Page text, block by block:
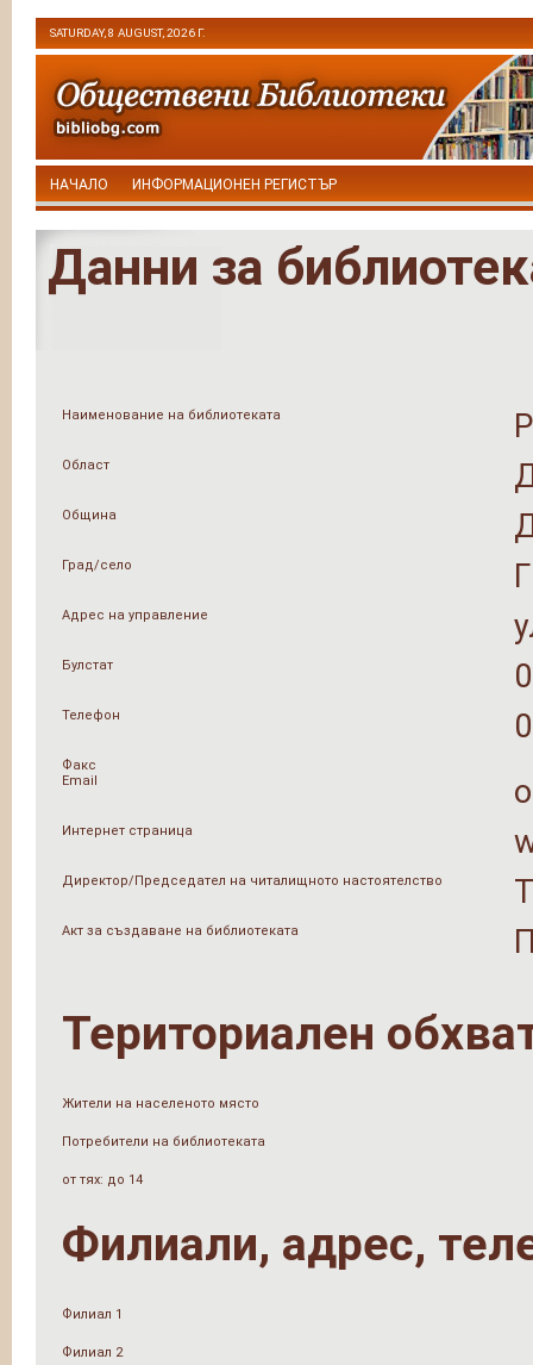
SATURDAY, 8 AUGUST, 2026 Г.
НАЧАЛО ИНФОРМАЦИОНЕН РЕГИСТЪР
Данни за
Наименование на библиотеката
Област
Община
Град/село
Адрес на управление
Булстат
Телефон
Факс
Email
Интернет страница
Директор/Председател на читалищното настоятелство
Акт за създаване на библиотеката
Териториален
Жители на населеното място
Потребители на библиотеката
от тях: до 14
Филиали, адрес,
Филиал 1
Филиал 2